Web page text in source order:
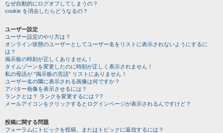
なぜ自動的にログオフしてしまうの？
cookie を消去したらどうなるの？
ユーザー設定
ユーザー設定のやり方は？
オンライン状態のユーザーとしてユーザー名をリストに表示されないようにするに
は？
掲示板の時刻が正しくありません！
タイムゾーンを変更したのに時刻が正しく表示されません！
私の母語が “掲示板の言語” リストにありません！
ユーザー名の隣に表示される画像は何ですか？
アバター画像を表示させるには？
ランクとは？ ランクを変更するには？?
メールアイコンをクリックするとログインページが表示されるんですけど？
投稿に関する問題
フォーラムにトピックを投稿、またはトピックに返信するには？